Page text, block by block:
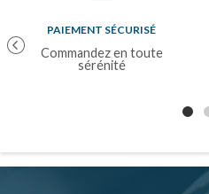
PreviousPAIEMENT SÉCURISÉ
Commandez en toute
sérénité